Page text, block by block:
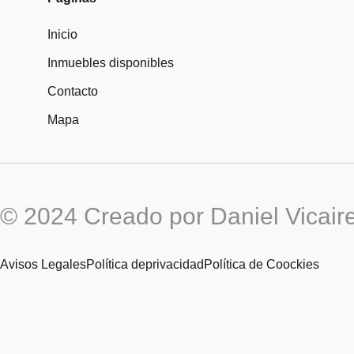
Inicio
Inmuebles disponibles
Contacto
Mapa
© 2024 Creado por Daniel
Avisos LegalesPolítica deprivacidad Política de Coockies